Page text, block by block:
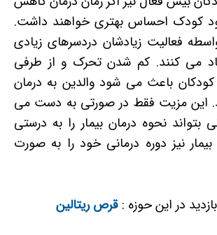
کودک احساس بهتری خواهند داشت.
فعالیت زیادشان دردسرهای زیادی
می کنند. کم شدن تحرک و از طرفی
کودکان باعث می شود والدین به درمان
این مزیت فقط در صورتی به دست می
بتواند نحوه درمان بیمار را به درستی
نیز دوره درمانی خود را به صورت
در این حوزه : قرص ریتالین